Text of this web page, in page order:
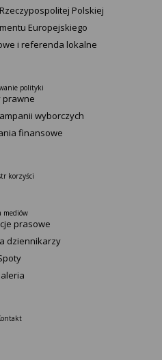
Polskiej
Europejskiego
i referenda lokalne
polityki
prawne
wyborczych
finansowe
korzyści
mediów
prasowe
dziennikarzy